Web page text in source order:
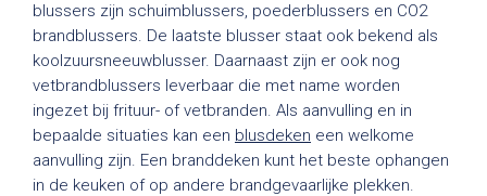
blussers zijn schuimblussers, poederblussers en CO2
brandblussers. De laatste blusser staat ook bekend als
koolzuursneeuwblusser. Daarnaast zijn er ook nog
vetbrandblussers leverbaar die met name worden
ingezet bij frituur- of vetbranden. Als aanvulling en in
bepaalde situaties kan een blusdeken een welkome
aanvulling zijn. Een branddeken kunt het beste ophangen
in de keuken of op andere brandgevaarlijke plekken.